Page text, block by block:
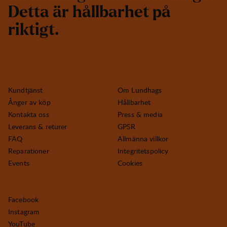
Detta är hållbarhet på
riktigt.
Kundtjänst
Ånger av köp
Kontakta oss
Leverans & returer
FAQ
Reparationer
Events
Om Lundhags
Hållbarhet
Press & media
GPSR
Allmänna villkor
Integritetspolicy
Cookies
Facebook
Instagram
YouTube